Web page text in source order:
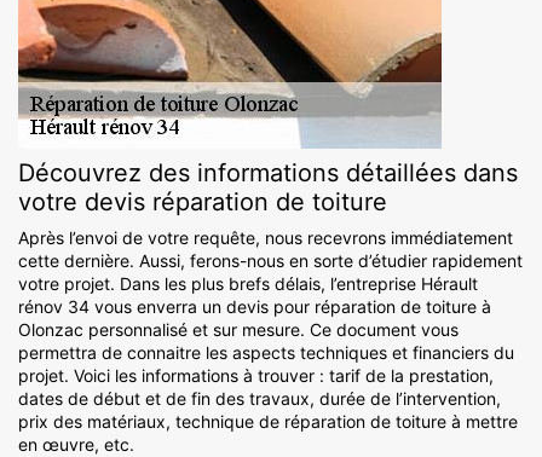
Découvrez des informations détaillées dans
votre devis réparation de toiture
Après l’envoi de votre requête, nous recevrons immédiatement
cette dernière. Aussi, ferons-nous en sorte d’étudier rapidement
votre projet. Dans les plus brefs délais, l’entreprise Hérault
rénov 34 vous enverra un devis pour réparation de toiture à
Olonzac personnalisé et sur mesure. Ce document vous
permettra de connaitre les aspects techniques et financiers du
projet. Voici les informations à trouver : tarif de la prestation,
dates de début et de fin des travaux, durée de l’intervention,
prix des matériaux, technique de réparation de toiture à mettre
en œuvre, etc.